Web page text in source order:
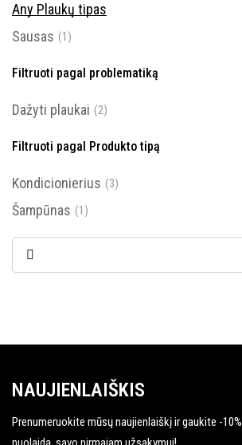
Any Plaukų tipas
Sausas (1)
Filtruoti pagal problematiką
Dažyti plaukai (2)
Filtruoti pagal Produkto tipą
Kondicionierius (3)
Šampūnas (1)
NAUJIENLAIŠKIS
Prenumeruokite mūsų naujienlaiškį ir gaukite -10%